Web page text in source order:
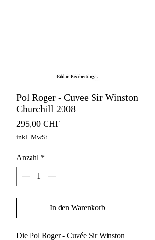
Pol Roger - Cuvee Sir Winston
Churchill 2008
295,00 CHFPreis
inkl. MwSt.
Anzahl *
In den Warenkorb
Die Pol Roger - Cuvée Sir Winston